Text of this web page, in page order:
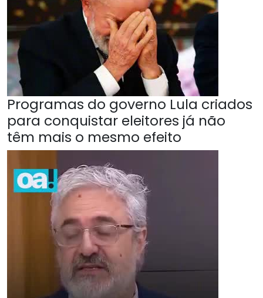
Programas do governo Lula criados
para conquistar eleitores já não
têm mais o mesmo efeito